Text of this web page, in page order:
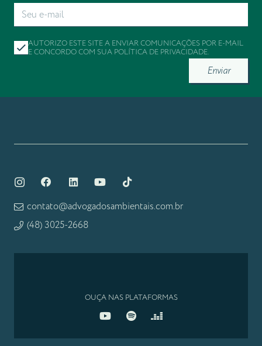
AUTORIZO ESTE SITE A ENVIAR COMUNICAÇÕES POR E-MAIL
E CONCORDO COM SUA POLÍTICA DE PRIVACIDADE.
Enviar
contato@advogadosambientais.com.br
(48) 3025-2668
OUÇA NAS PLATAFORMAS